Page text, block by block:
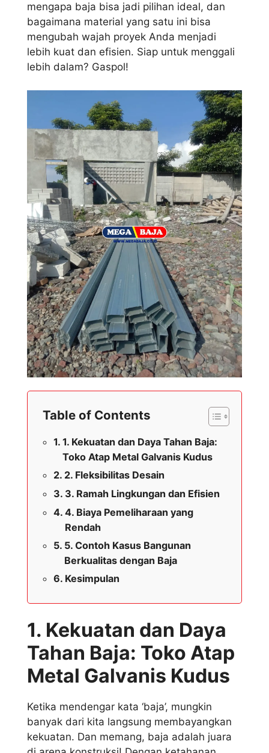
mengapa baja bisa jadi pilihan ideal, dan
bagaimana material yang satu ini bisa
mengubah wajah proyek Anda menjadi
lebih kuat dan efisien. Siap untuk menggali
lebih dalam? Gaspol!
Table of Contents
1. Kekuatan dan Daya Tahan Baja:
Toko Atap Metal Galvanis Kudus
2. Fleksibilitas Desain
3. Ramah Lingkungan dan Efisien
4. Biaya Pemeliharaan yang
Rendah
5. Contoh Kasus Bangunan
Berkualitas dengan Baja
Kesimpulan
1. Kekuatan dan Daya
Tahan Baja: Toko Atap
Metal Galvanis Kudus
Ketika mendengar kata ‘baja’, mungkin
banyak dari kita langsung membayangkan
kekuatan. Dan memang, baja adalah juara